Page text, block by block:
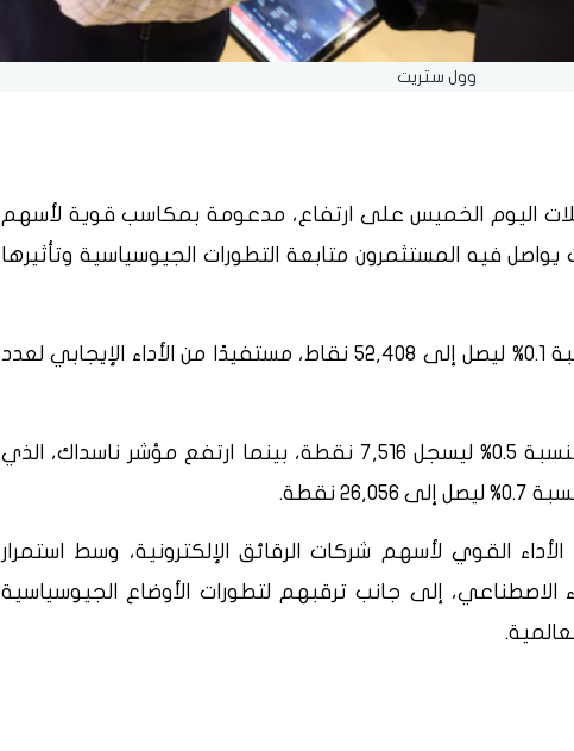
وول ستريت
اليوم الخميس على ارتفاع، مدعومة بمكاسب قوية لأسهم
فيه المستثمرون متابعة التطورات الجيوسياسية وتأثيرها
وسجل مؤشر داو جونز ارتفاعًا بنسبة 0.1% ليصل إلى 52,408 نقاط، مستفيدًا من الأداء الإيجابي لعدد
كما صعد مؤشر إس آند بي 500 بنسبة 0.5% ليسجل 7,516 نقطة، بينما ارتفع مؤشر ناسداك، الذي
نقطة.
القوي لأسهم شركات الرقائق الإلكترونية، وسط استمرار
الاصطناعي، إلى جانب ترقبهم لتطورات الأوضاع الجيوسياسية